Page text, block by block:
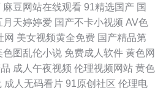
麻豆网站在线观看 91精选国产 国
月天婷婷爱 国产不卡小视频 AV色
网 美女视频黄全免费 国产精品第
色图乱伦小说 免费成人软件 黄色网
成人午夜视频 伦理视频网站 黄色
成人无码看片 91原创社区 伦理电